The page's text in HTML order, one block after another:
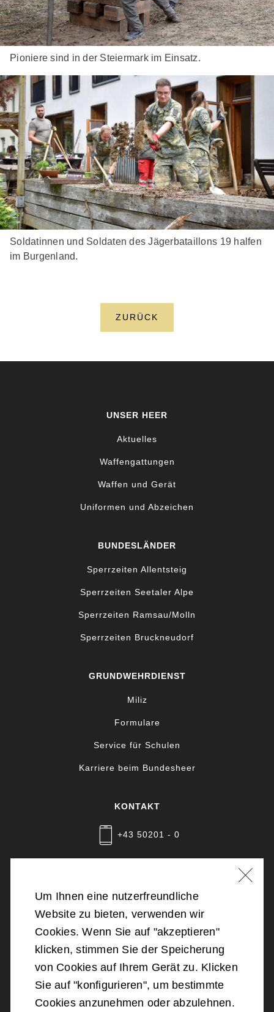
Pioniere sind in der Steiermark im Einsatz.
Soldatinnen und Soldaten des Jägerbataillons 19 halfen
im Burgenland.
ZURÜCK
UNSER HEER
Aktuelles
Waffengattungen
Waffen und Gerät
Uniformen und Abzeichen
BUNDESLÄNDER
Sperrzeiten Allentsteig
Sperrzeiten Seetaler Alpe
Sperrzeiten Ramsau/Molln
Sperrzeiten Bruckneudorf
GRUNDWEHRDIENST
Miliz
Formulare
Service für Schulen
Karriere beim Bundesheer
KONTAKT
+43 50201 - 0
2026Bundesministerium für Landesverteidigung
Barrierefreiheit
Um Ihnen eine nutzerfreundliche
Website zu bieten, verwenden wir
Cookies. Wenn Sie auf "akzeptieren"
klicken, stimmen Sie der Speicherung
von Cookies auf Ihrem Gerät zu. Klicken
Sie auf "konfigurieren", um bestimmte
Cookies anzunehmen oder abzulehnen.